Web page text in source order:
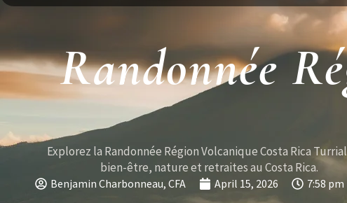
Randonnée
Explorez la Randonnée Région Volcanique Costa Rica
bien-être, nature et retraites au Costa Rica.
Benjamin Charbonneau, CFA April 15, 2026 7:58 pm